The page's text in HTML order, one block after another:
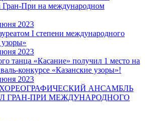
Гран-При на международном
2023
I степени международного
узоры»
2023
танца «Касание» получил 1 место на
конкурсе «Казанские узоры»!
2023
АНСАМБЛЬ
ГРАН-ПРИ МЕЖДУНАРОДНОГО